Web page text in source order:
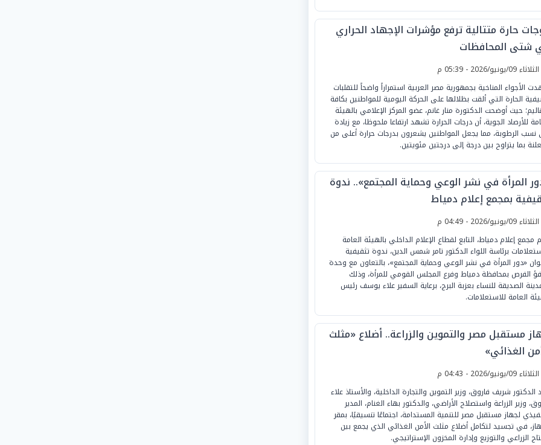
حارة متتالية ترفع مؤشرات الإجهاد الحراري
شتى المحافظات
الثلاثاء 09/يونيو/2026 - 05:39 م
الأجواء المناخية بجمهورية مصر العربية استمراراً واضحاً للتقلبات
الحارة التي ألقت بظلالها على الحركة اليومية للمواطنين بكافة
حيث أوضحت الدكتورة منار غانم، عضو المركز الإعلامي بالهيئة
للأرصاد الجوية، أن درجات الحرارة تشهد ارتفاعا ملحوظا، مع زيادة
الرطوبة، مما يجعل المواطنين يشعرون بدرجات حرارة أعلى من
بما يتراوح بين درجة إلى درجتين مئويتين.
المرأة في نشر الوعي وحماية المجتمع».. ندوة
بمجمع إعلام دمياط
الثلاثاء 09/يونيو/2026 - 04:49 م
مجمع إعلام دمياط، التابع لقطاع الإعلام الداخلي بالهيئة العامة
برئاسة اللواء الدكتور تامر شمس الدين، ندوة تثقيفية
«دور المرأة في نشر الوعي وحماية المجتمع»، بالتعاون مع وحدة
الفرص بمحافظة دمياط وفرع المجلس القومي للمرأة، وذلك
الصديقة للنساء بعزبة البرج، برعاية السفير علاء يوسف رئيس
العامة للاستعلامات.
مستقبل مصر والتموين والزراعة.. أضلاع «مثلث
الغذائي»
الثلاثاء 09/يونيو/2026 - 04:43 م
الدكتور شريف فاروق، وزير التموين والتجارة الداخلية، والأستاذ علاء
وزير الزراعة واستصلاح الأراضي، والدكتور بهاء الغنام، المدير
لجهاز مستقبل مصر للتنمية المستدامة، اجتماعًا تنسيقيًا، بمقر
في تجسيد لتكامل أضلاع مثلث الأمن الغذائي الذي يجمع بين
الزراعي والتوزيع وإدارة المخزون الإستراتيجي.